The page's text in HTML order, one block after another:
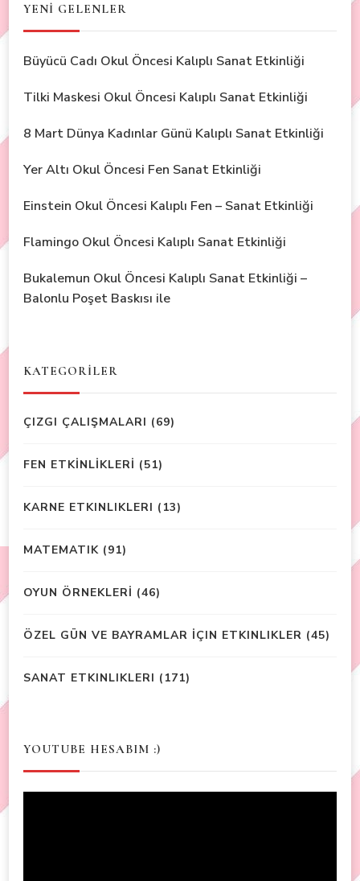
YENİ GELENLER
Büyücü Cadı Okul Öncesi Kalıplı Sanat Etkinliği
Tilki Maskesi Okul Öncesi Kalıplı Sanat Etkinliği
8 Mart Dünya Kadınlar Günü Kalıplı Sanat Etkinliği
Yer Altı Okul Öncesi Fen Sanat Etkinliği
Einstein Okul Öncesi Kalıplı Fen – Sanat Etkinliği
Flamingo Okul Öncesi Kalıplı Sanat Etkinliği
Bukalemun Okul Öncesi Kalıplı Sanat Etkinliği –
Balonlu Poşet Baskısı ile
KATEGORİLER
ÇIZGI ÇALIŞMALARI (69)
FEN ETKİNLİKLERİ (51)
KARNE ETKINLIKLERI (13)
MATEMATIK (91)
OYUN ÖRNEKLERİ (46)
ÖZEL GÜN VE BAYRAMLAR İÇIN ETKINLIKLER (45)
SANAT ETKINLIKLERI (171)
YOUTUBE HESABIM :)